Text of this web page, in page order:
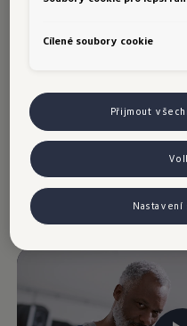
"originální výbava". V
pneumatik
Zjistěte více
Cílené soubory cookie
Přijmout